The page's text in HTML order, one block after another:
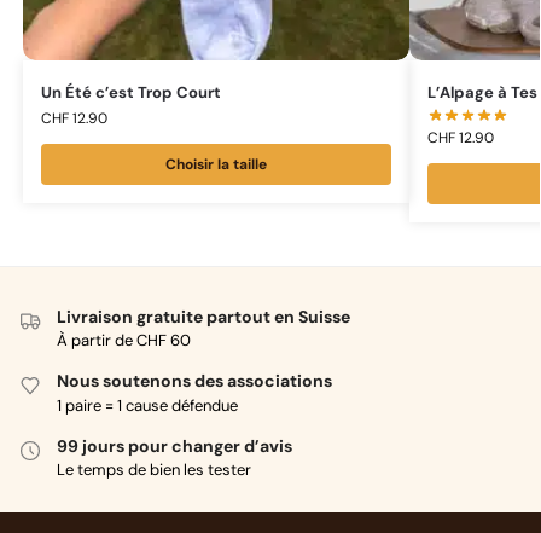
Un Été c’est Trop Court
CHF12.90
Choisir la taille
L’Alpage à
CHF12.90
Livraison gratuite partout en Suisse
À partir de CHF 60
Nous soutenons des associations
1 paire = 1 cause défendue
99 jours pour changer d’avis
Le temps de bien les tester